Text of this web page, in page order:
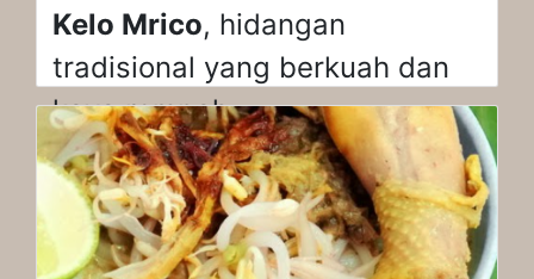
Kelo Mrico, hidangan
tradisional yang berkuah dan
kaya rempah.